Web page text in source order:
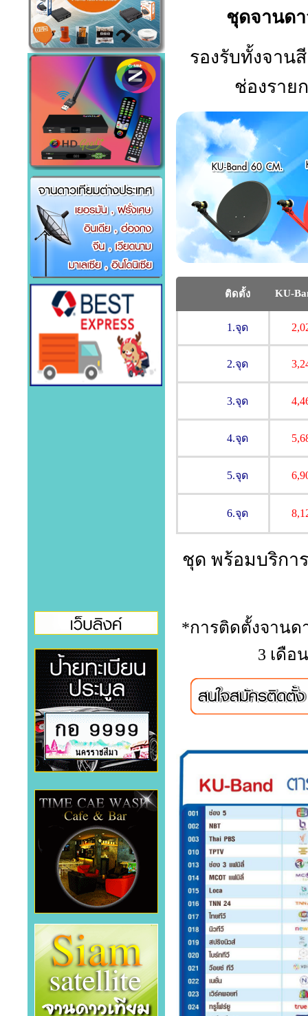
ชุดจานด
รองรับทั้งจาน
ช่องราย
ติดตั้ง KU-
1.จุด
2.จุด
3.จุด
4.จุด
5.จุด
6.จุด
ชุด พร้อมบริก
*การติดตั้งจานด
3 เดื